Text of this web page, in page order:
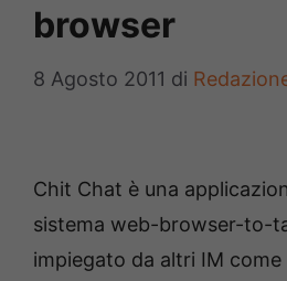
browser
8 Agosto 2011 di
Chit Chat è una
sistema web-browser-to-
impiegato da altri IM